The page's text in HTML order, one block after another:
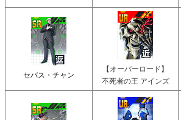
セバス・チャン
【オーバーロード】
不死者の王 アインズ